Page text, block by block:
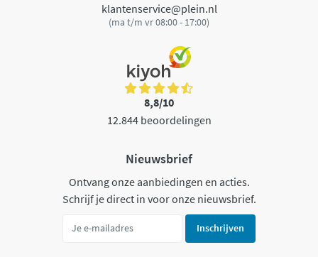
klantenservice@plein.nl
(ma t/m vr 08:00 - 17:00)
8,8/10
12.844 beoordelingen
Nieuwsbrief
Ontvang onze aanbiedingen en acties.
Schrijf je direct in voor onze nieuwsbrief.
Inschrijven